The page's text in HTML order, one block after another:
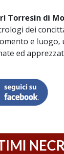
Torresin di
dei
e luogo,
ed